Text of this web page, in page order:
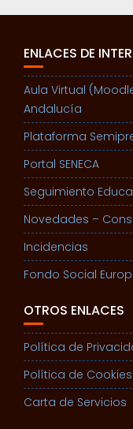
ENLACES DE
Aula Virtual
Andalucía
Plataforma
Portal SENECA
Seguimiento
Novedades –
Incidencias
Fondo Social
OTROS ENLACES
Política de
Política de Cookies
Carta de Servicios